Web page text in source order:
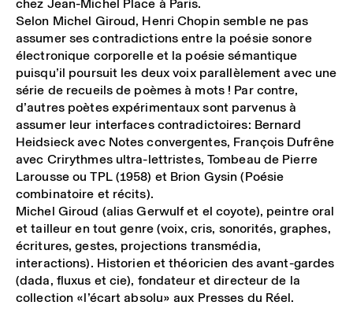
Selon Michel Giroud, Henri Chopin semble ne pas
assumer ses contradictions entre la poésie sonore
électronique corporelle et la poésie sémantique
puisqu’il poursuit les deux voix parallèlement avec une
série de recueils de poèmes à mots ! Par contre,
d’autres poètes expérimentaux sont parvenus à
assumer leur interfaces contradictoires: Bernard
Heidsieck avec Notes convergentes, François Dufrêne
avec Crirythmes ultra-lettristes, Tombeau de Pierre
Larousse ou TPL (1958) et Brion Gysin (Poésie
combinatoire et récits).
Michel Giroud (alias Gerwulf et el coyote), peintre oral
et tailleur en tout genre (voix, cris, sonorités, graphes,
écritures, gestes, projections transmédia,
interactions). Historien et théoricien des avant-gardes
(dada, fluxus et cie), fondateur et directeur de la
collection «l’écart absolu» aux Presses du Réel.